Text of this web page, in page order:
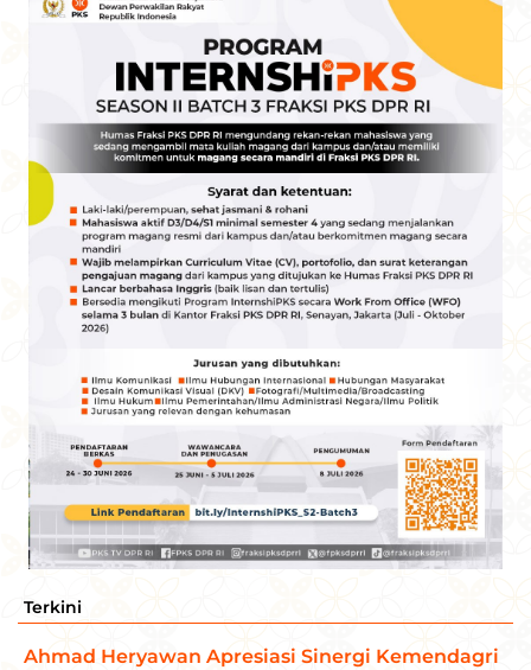
Terkini
Ahmad Heryawan Apresiasi Sinergi Kemendagri